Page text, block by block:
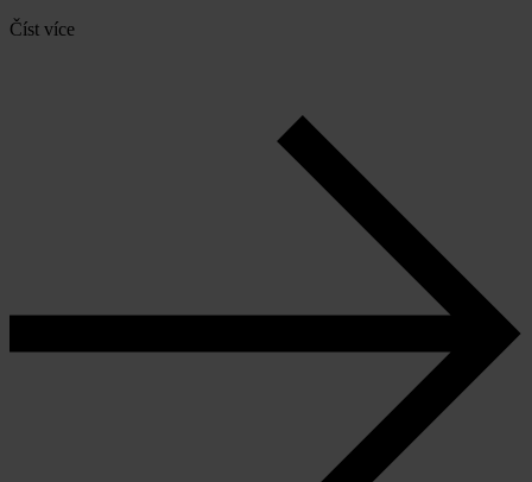
Číst více